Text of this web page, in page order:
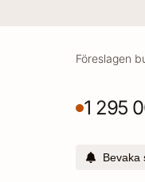
Föreslagen
1 295
Bevaka